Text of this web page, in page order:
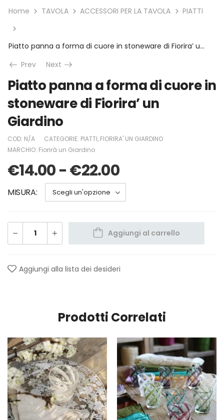
Home TAVOLA ACCESSORI PER LA TAVOLA PIATTI
Piatto panna a forma di cuore in stoneware di Fiorira’ un Giardino
Prev
Next
Piatto panna a forma di cuore in
stoneware di Fiorira’ un
Giardino
COD: N/A CATEGORIE: PIATTI, FIORIRA' UN GIARDINO
MARCHIO: Fiorirà un Giardino
€14.00-€22.00
MISURA
Aggiungi al carrello
Aggiungi alla lista dei desideri
Prodotti Correlati